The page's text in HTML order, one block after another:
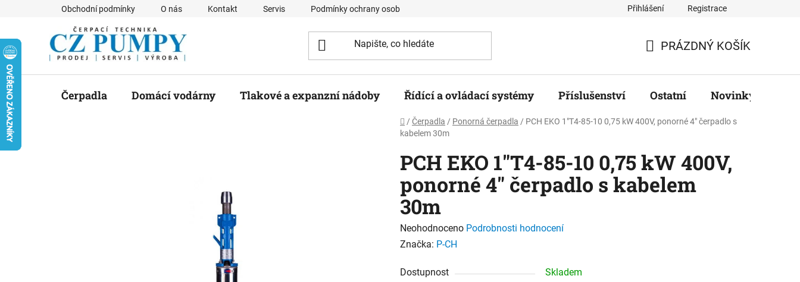
Obchodní podmínky O nás Kontakt Servis Podmínky ochrany osobních údajů Přihlášení Registrace
KOŠÍK
PRÁZDNÝ KOŠÍK
Čerpadla Domácí vodárny Tlakové a expanzní nádoby Řídící a ovládací systémy Příslušenství Ostatní Novinky
Domů
/ Čerpadla / Ponorná čerpadla / PCH EKO 1"T4-85-10 0,75 kW 400V, ponorné 4" čerpadlo s
kabelem 30m
PCH EKO 1"T4-85-10 0,75 kW 400V,
ponorné 4" čerpadlo s kabelem
30m
Průměrné
hodnocení
je
Neohodnoceno Podrobnosti hodnocení
Značka: P-CH
Dostupnost
Skladem